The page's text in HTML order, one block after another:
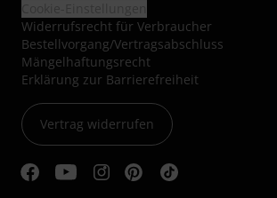
Widerrufsrecht für Verbraucher
Bestellvorgang/Vertragsabschluss
Mängelhaftungsrecht
Erklärung zur Barrierefreiheit
Vertrag widerrufen